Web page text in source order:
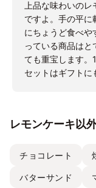
上品な味わいの
ですよ。手の平に
にちょうど食べや
っている商品はと
ても重宝します。
セットはギフトに
レモンケーキ以
チョコレート
バターサンド